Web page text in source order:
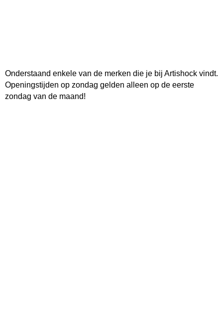
Onderstaand enkele van de merken die je bij Artishock vindt.
Openingstijden op zondag gelden alleen op de eerste
zondag van de maand!